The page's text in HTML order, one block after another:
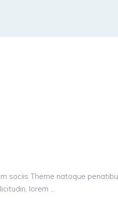
sociis Theme natoque
lorem